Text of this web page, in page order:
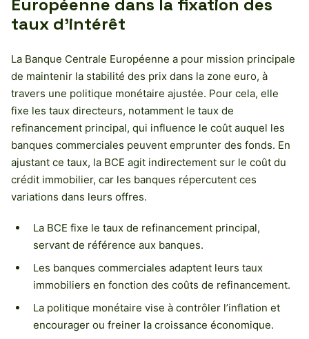
Européenne dans la fixation des
taux d’intérêt
La Banque Centrale Européenne a pour mission principale
de maintenir la stabilité des prix dans la zone euro, à
travers une politique monétaire ajustée. Pour cela, elle
fixe les taux directeurs, notamment le taux de
refinancement principal, qui influence le coût auquel les
banques commerciales peuvent emprunter des fonds. En
ajustant ce taux, la BCE agit indirectement sur le coût du
crédit immobilier, car les banques répercutent ces
variations dans leurs offres.
La BCE fixe le taux de refinancement principal,
servant de référence aux banques.
Les banques commerciales adaptent leurs taux
immobiliers en fonction des coûts de refinancement.
La politique monétaire vise à contrôler l’inflation et
encourager ou freiner la croissance économique.